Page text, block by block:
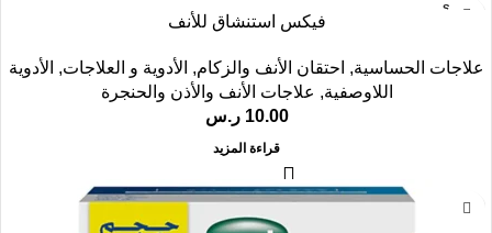
SOLD
فيكس استنشاق للأنف
علاجات الحساسية, احتقان الأنف والزكام, الأدوية و العلاجات, الأدوية
اللاوصفية, علاجات الأنف والأذن والحنجرة
10.00 ر.س
قراءة المزيد